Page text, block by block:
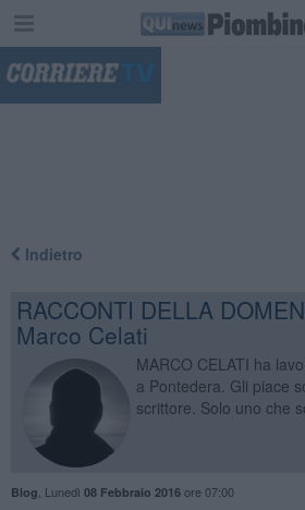
Indietro
RACCONTI DELLA
Marco Celati
MARCO CELATI ha
a Pontedera. Gli piace
scrittore. Solo uno che
Blog Lunedì 08 Febbraio 2016ore 07:00